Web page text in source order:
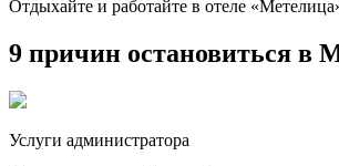
Отдыхайте и работайте в отеле
9 причин остановиться в
Услуги администратора